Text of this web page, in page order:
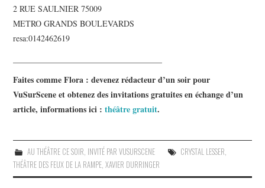
2 RUE SAULNIER 75009
METRO GRANDS BOULEVARDS
resa:0142462619
Faites comme Flora : devenez rédacteur d’un soir pour
VuSurScene et obtenez des invitations gratuites en échange d’un
article, informations ici :théâtre gratuit.
AU THÉÂTRE CE SOIR INVITÉ PAR VUSURSCENE CRYSTAL LESSER
THÉÂTRE DES FEUX DE LA RAMPE ,XAVIER DURRINGER